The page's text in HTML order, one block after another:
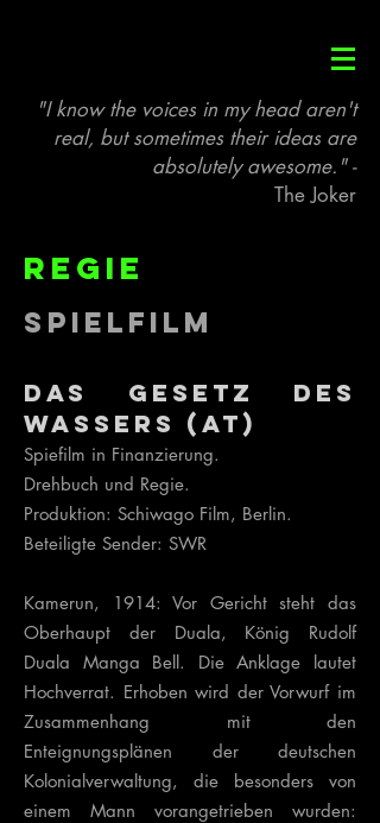
"I know the voices in my head aren't
real, but sometimes their ideas are
absolutely awesome." -
The Joker
Regie
SpielFilm
Das Gesetz des
Wassers (AT)
Spiefilm in Finanzierung.
Drehbuch und Regie.
Produktion: Schiwago Film, Berlin.
Beteiligte Sender: SWR
Kamerun, 1914: Vor Gericht steht das
Oberhaupt der Duala, König Rudolf
Duala Manga Bell. Die Anklage lautet
Hochverrat. Erhoben wird der Vorwurf im
Zusammenhang mit den
Enteignungsplänen der deutschen
Kolonialverwaltung, die besonders von
einem Mann vorangetrieben wurden: